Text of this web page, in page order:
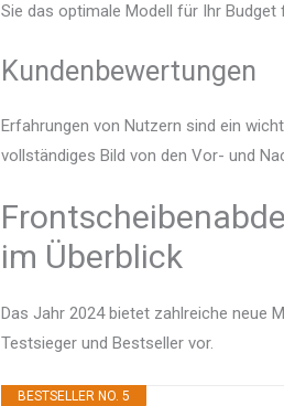
Sie das optimale Modell für Ihr Budget
Kundenbewertungen
Erfahrungen von Nutzern sind ein
vollständiges Bild von den Vor- und
im Überblick
Das Jahr 2024 bietet zahlreiche neue
Testsieger und Bestseller vor.
BESTSELLER NO. 5